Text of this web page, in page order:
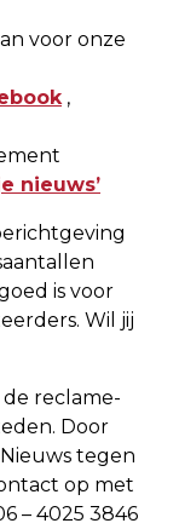
voor onze
,
nieuws’
is voor
Wil jij
reclame-
Door
tegen
op met
– 4025 3846